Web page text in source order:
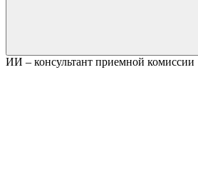
ИИ – консультант приемной комиссии